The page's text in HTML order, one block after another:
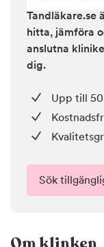
Tandläkare.se
hitta, jämföra
anslutna
dig.
Upp till
Sök